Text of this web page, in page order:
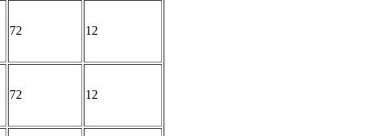
72 12
72 12